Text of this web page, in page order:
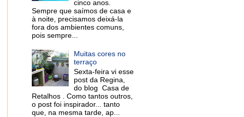
cinco anos.
Sempre que saímos de casa e
à noite, precisamos deixá-la
fora dos ambientes comuns,
pois sempre...
Muitas cores no
terraço
Sexta-feira vi esse
post da Regina,
do blog Casa de
Retalhos . Como tantos outros,
o post foi inspirador... tanto
que, na mesma tarde, ap...